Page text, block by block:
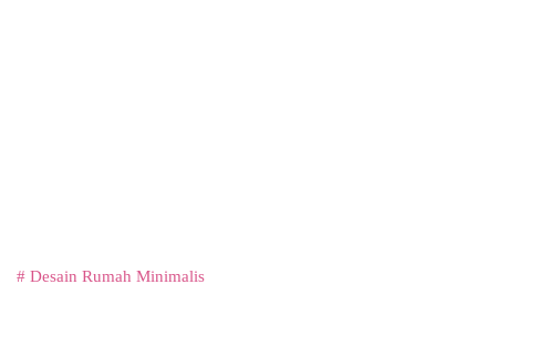
# Desain Rumah Minimalis